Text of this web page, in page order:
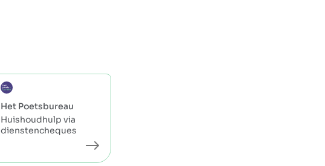
Het Poetsbureau
Huishoudhulp via
dienstencheques